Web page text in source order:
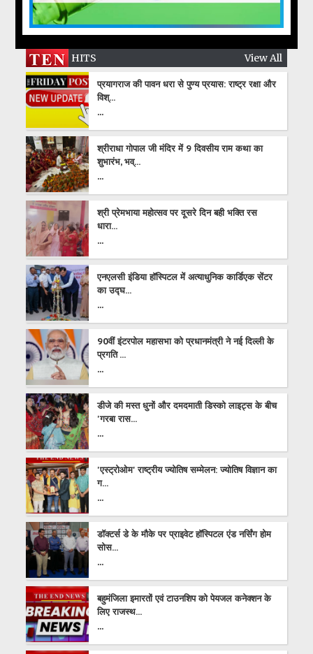
HITS View All
प्रयागराज की पावन धरा से पुण्य प्रयास: राष्ट्र रक्षा और
विश्...
...
श्रीराधा गोपाल जी मंदिर में 9 दिवसीय राम कथा का
शुभारंभ, भव्...
...
श्री प्रेमभाया महोत्सव पर दूसरे दिन बही भक्ति रस
धारा...
...
एनएलसी इंडिया हॉस्पिटल में अत्याधुनिक कार्डिएक सेंटर
का उद्घ...
...
90वीं इंटरपोल महासभा को प्रधानमंत्री ने नई दिल्ली के
प्रगति ...
...
डीजे की मस्त धुनों और दमदमाती डिस्को लाइट्स के बीच
'गरबा रास...
...
'एस्ट्रोओम' राष्ट्रीय ज्योतिष सम्मेलन: ज्योतिष विज्ञान का
ग...
...
डॉक्टर्स डे के मौके पर प्राइवेट हॉस्पिटल एंड नर्सिंग होम
सोस...
...
बहुमंजिला इमारतों एवं टाउनशिप को पेयजल कनेक्शन के
लिए राजस्थ...
...